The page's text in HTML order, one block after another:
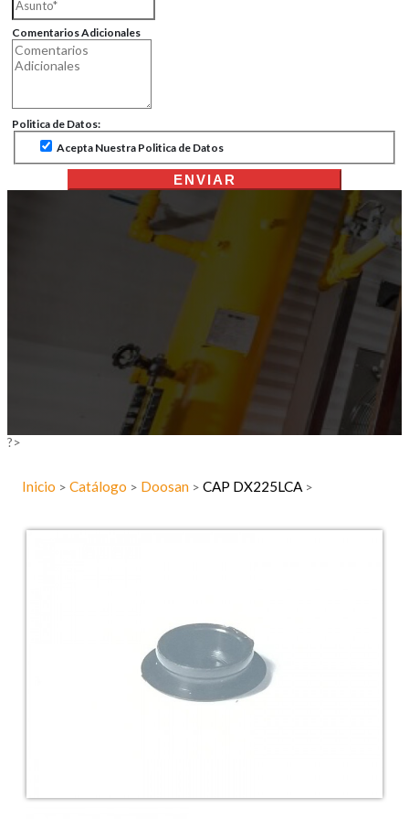
Comentarios Adicionales
Politica de Datos:
Acepta Nuestra Politica de Datos
ENVIAR
?>
Inicio > Catálogo > Doosan > CAP DX225LCA >